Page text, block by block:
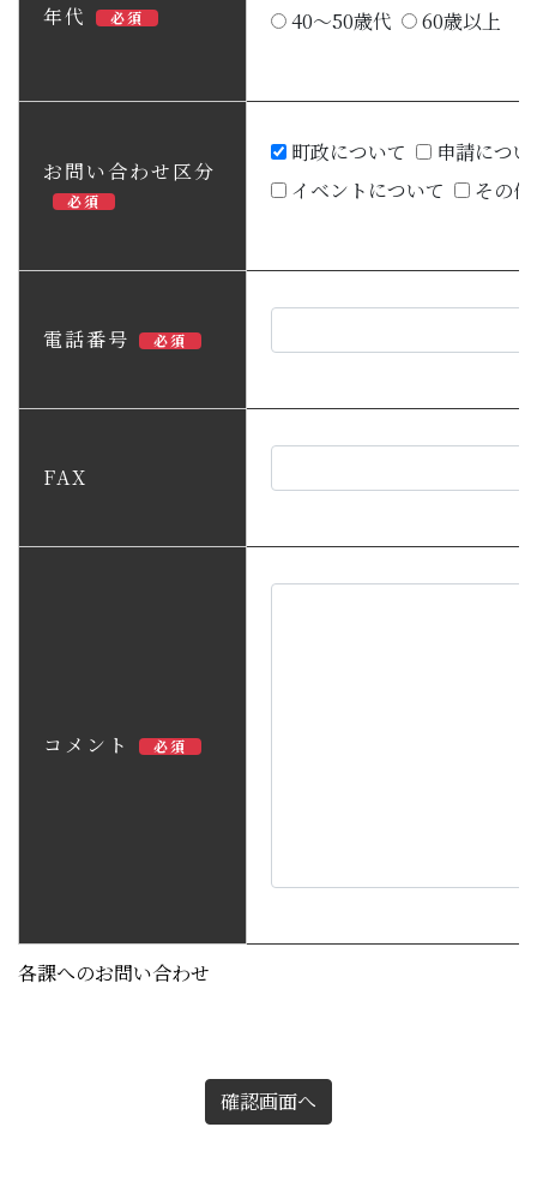
各課へのお問い合わせ
年代 必須
40～50歳代
60歳以上
お問い合わせ区分
必須
町政について
申請につ
イベントについて
その他
電話番号 必須
FAX
コメント 必須
確認画面へ